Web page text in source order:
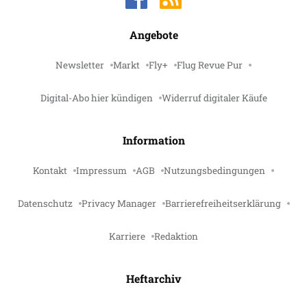
Angebote
Newsletter Markt Fly+ Flug Revue Pur
Digital-Abo hier kündigen Widerruf digitaler Käufe
Information
Kontakt Impressum AGB Nutzungsbedingungen
Datenschutz Privacy Manager Barrierefreiheitserklärung
Karriere Redaktion
Heftarchiv